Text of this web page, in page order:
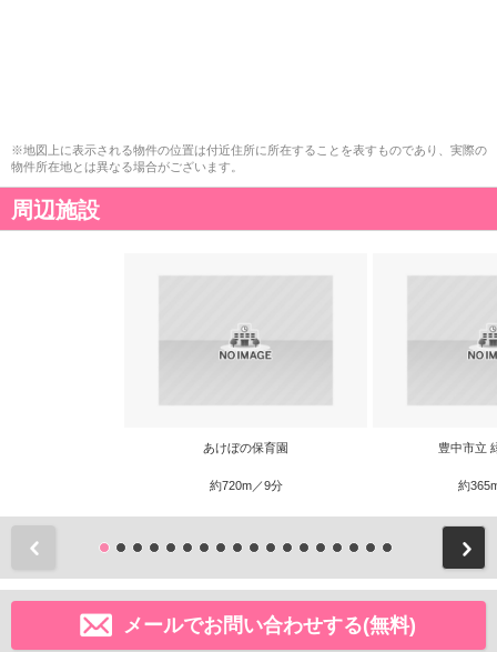
※地図上に表示される物件の位置は付近住所に所在することを表すものであり、実際の
物件所在地とは異なる場合がございます。
周辺施設
あけぼの保育園
約720m／9分
豊中市立
約
メールでお問い合わせする(無料)